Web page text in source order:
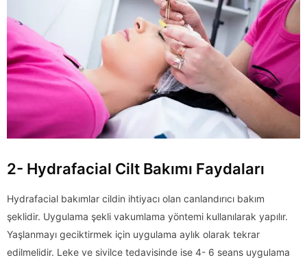
2- Hydrafacial Cilt Bakımı Faydaları
Hydrafacial bakımlar cildin ihtiyacı olan canlandırıcı bakım
şeklidir. Uygulama şekli vakumlama yöntemi kullanılarak yapılır.
Yaşlanmayı geciktirmek için uygulama aylık olarak tekrar
edilmelidir. Leke ve sivilce tedavisinde ise 4- 6 seans uygulama